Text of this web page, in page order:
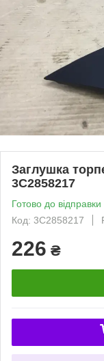
Заглушка
3C2858217
Готово до відправки
Код: 3C2858217
226 ₴